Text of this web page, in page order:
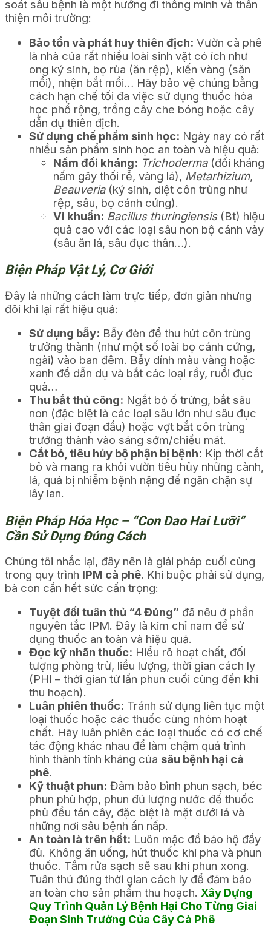
soát sâu bệnh là một hướng đi thông minh và thân
thiện môi trường:
Bảo tồn và phát huy thiên địch: Vườn cà phê
là nhà của rất nhiều loài sinh vật có ích như
ong ký sinh, bọ rùa (ăn rệp), kiến vàng (săn
mồi), nhện bắt mồi… Hãy bảo vệ chúng bằng
cách hạn chế tối đa việc sử dụng thuốc hóa
học phổ rộng, trồng cây che bóng hoặc cây
dẫn dụ thiên địch.
Sử dụng chế phẩm sinh học: Ngày nay có rất
nhiều sản phẩm sinh học an toàn và hiệu quả:
Nấm đối kháng: Trichoderma(đối kháng
nấm gây thối rễ, vàng lá), Metarhizium,
Beauveria(ký sinh, diệt côn trùng như
rệp, sâu, bọ cánh cứng).
Vi khuẩn: Bacillus thuringiensis(Bt) hiệu
quả cao với các loại sâu non bộ cánh vảy
(sâu ăn lá, sâu đục thân…).
Biện Pháp Vật Lý, Cơ Giới
Đây là những cách làm trực tiếp, đơn giản nhưng
đôi khi lại rất hiệu quả:
Sử dụng bẫy: Bẫy đèn để thu hút côn trùng
trưởng thành (như một số loài bọ cánh cứng,
ngài) vào ban đêm. Bẫy dính màu vàng hoặc
xanh để dẫn dụ và bắt các loại rầy, ruồi đục
quả…
Thu bắt thủ công: Ngắt bỏ ổ trứng, bắt sâu
non (đặc biệt là các loại sâu lớn như sâu đục
thân giai đoạn đầu) hoặc vợt bắt côn trùng
trưởng thành vào sáng sớm/chiều mát.
Cắt bỏ, tiêu hủy bộ phận bị bệnh: Kịp thời cắt
bỏ và mang ra khỏi vườn tiêu hủy những cành,
lá, quả bị nhiễm bệnh nặng để ngăn chặn sự
lây lan.
Biện Pháp Hóa Học – “Con Dao Hai Lưỡi”
Cần Sử Dụng Đúng Cách
Chúng tôi nhắc lại, đây nên là giải pháp cuối cùng
trong quy trình IPM cà phê. Khi buộc phải sử dụng,
bà con cần hết sức cẩn trọng:
Tuyệt đối tuân thủ “4 Đúng” đã nêu ở phần
nguyên tắc IPM. Đây là kim chỉ nam để sử
dụng thuốc an toàn và hiệu quả.
Đọc kỹ nhãn thuốc: Hiểu rõ hoạt chất, đối
tượng phòng trừ, liều lượng, thời gian cách ly
(PHI – thời gian từ lần phun cuối cùng đến khi
thu hoạch).
Luân phiên thuốc: Tránh sử dụng liên tục một
loại thuốc hoặc các thuốc cùng nhóm hoạt
chất. Hãy luân phiên các loại thuốc có cơ chế
tác động khác nhau để làm chậm quá trình
hình thành tính kháng của sâu bệnh hại cà
phê.
Kỹ thuật phun: Đảm bảo bình phun sạch, béc
phun phù hợp, phun đủ lượng nước để thuốc
phủ đều tán cây, đặc biệt là mặt dưới lá và
những nơi sâu bệnh ẩn nấp.
An toàn là trên hết: Luôn mặc đồ bảo hộ đầy
đủ. Không ăn uống, hút thuốc khi pha và phun
thuốc. Tắm rửa sạch sẽ sau khi phun xong.
Tuân thủ đúng thời gian cách ly để đảm bảo
an toàn cho sản phẩm thu hoạch. Xây Dựng
Quy Trình Quản Lý Bệnh Hại Cho Từng Giai
Đoạn Sinh Trưởng Của Cây Cà Phê